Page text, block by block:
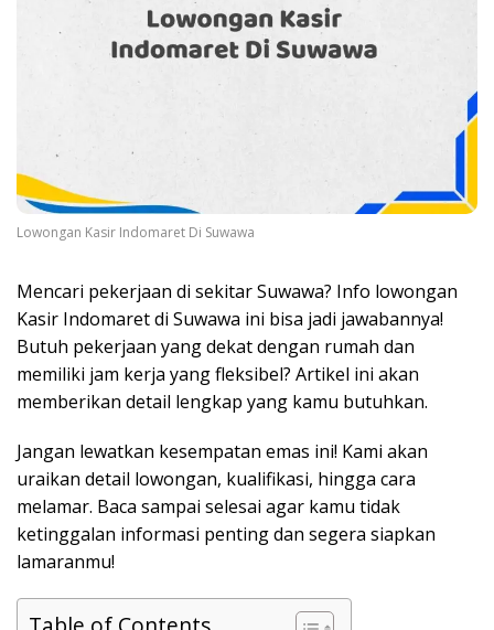
Lowongan Kasir Indomaret Di Suwawa
Mencari pekerjaan di sekitar Suwawa? Info lowongan
Kasir Indomaret di Suwawa ini bisa jadi jawabannya!
Butuh pekerjaan yang dekat dengan rumah dan
memiliki jam kerja yang fleksibel? Artikel ini akan
memberikan detail lengkap yang kamu butuhkan.
Jangan lewatkan kesempatan emas ini! Kami akan
uraikan detail lowongan, kualifikasi, hingga cara
melamar. Baca sampai selesai agar kamu tidak
ketinggalan informasi penting dan segera siapkan
lamaranmu!